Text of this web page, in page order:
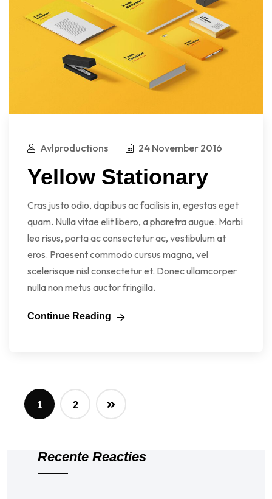
Avlproductions 24 November 2016
Yellow Stationary
Cras justo odio, dapibus ac facilisis in, egestas eget
quam. Nulla vitae elit libero, a pharetra augue. Morbi
leo risus, porta ac consectetur ac, vestibulum at
eros. Praesent commodo cursus magna, vel
scelerisque nisl consectetur et. Donec ullamcorper
nulla non metus auctor fringilla.
Continue Reading
1 2
Recente Reacties